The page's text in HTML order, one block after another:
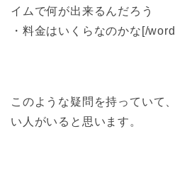
イムで何が出来るんだろう
・料金はいくらなのかな[/
このような疑問を持っていて
い人がいると思います。